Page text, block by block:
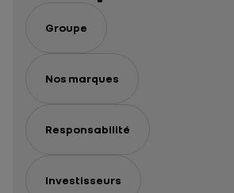
Groupe
Nos marques
Responsabilité
Investisseurs